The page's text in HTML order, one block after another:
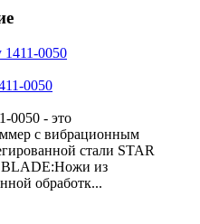
0050
0050 - это
с вибрационным
стали STAR
из
обработк...